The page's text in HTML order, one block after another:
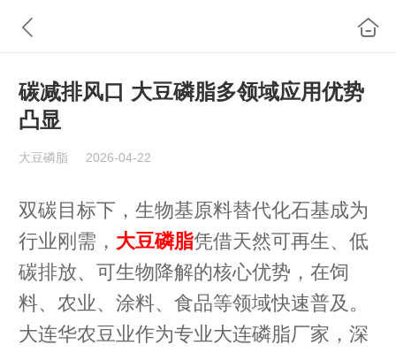
碳减排风口 大豆磷脂多领域应用优势
凸显
大豆磷脂 2026-04-22
双碳目标下，生物基原料替代化石基成为
行业刚需， 大豆磷脂凭借天然可再生、低
碳排放、可生物降解的核心优势，在饲
料、农业、涂料、食品等领域快速普及。
大连华农豆业作为专业大连磷脂厂家，深